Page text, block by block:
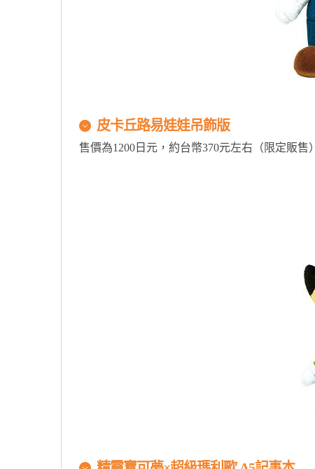
皮卡丘路易娃娃吊飾版
售價為1200日元，約台幣370元左右（限定販售）